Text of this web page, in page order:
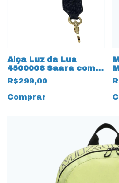
Alça Luz da Lua
4500008 Saara com
Monograma 18916
Preto
R$299,00
Comprar